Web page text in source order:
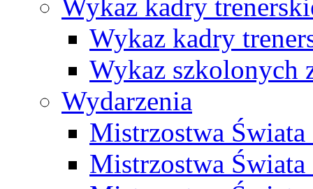
Wykaz kadry
Wykaz kadry
Wykaz szkolonych
Wydarzenia
Mistrzostwa
Mistrzostwa